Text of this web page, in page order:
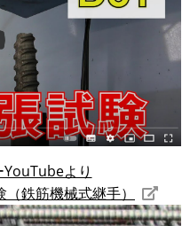
より
鉄筋機械式継手）